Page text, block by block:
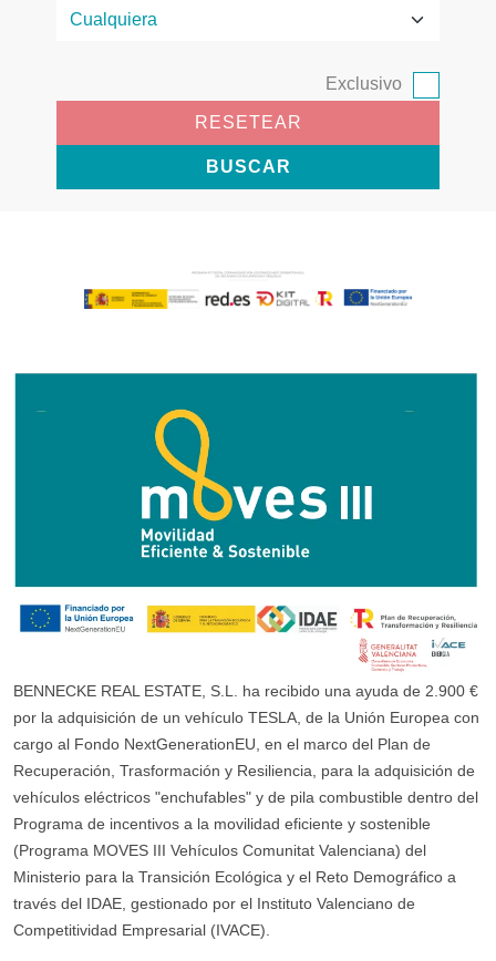
Exclusivo
RESETEAR
BUSCAR
BENNECKE REAL ESTATE, S.L. ha recibido una ayuda de 2.900 €
por la adquisición de un vehículo TESLA, de la Unión Europea con
cargo al Fondo NextGenerationEU, en el marco del Plan de
Recuperación, Trasformación y Resiliencia, para la adquisición de
vehículos eléctricos "enchufables" y de pila combustible dentro del
Programa de incentivos a la movilidad eficiente y sostenible
(Programa MOVES III Vehículos Comunitat Valenciana) del
Ministerio para la Transición Ecológica y el Reto Demográfico a
través del IDAE, gestionado por el Instituto Valenciano de
Competitividad Empresarial (IVACE).